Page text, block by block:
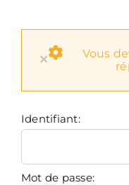
×
Vous
Identifiant:
Mot de passe: